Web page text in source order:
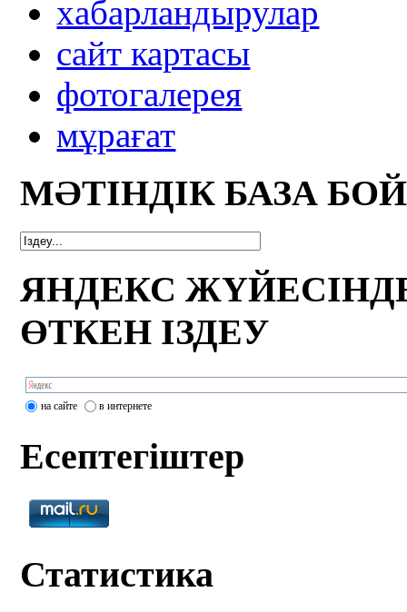
xабарландырулар
сайт картасы
фотогалерея
мұрағат
МӘТІНДІК БАЗА
ЯНДЕКС
ӨТКЕН ІЗДЕУ
на сайте в интернете
Есептегіштер
Статистика